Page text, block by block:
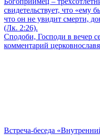
свидетельствует, что «ему
что он не увидит смерти,
(Лк. 2:26).
Сподоби, Господи в вечер
комментарий
Встреча-беседа